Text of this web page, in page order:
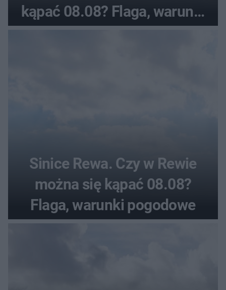
kąpać 08.08? Flaga, warunki
pogodowe
Sinice Rewa. Czy w Rewie
można się kąpać 08.08?
Flaga, warunki pogodowe